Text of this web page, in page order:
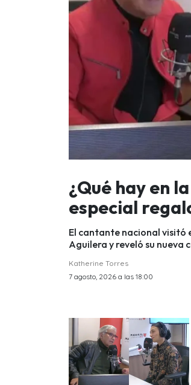
¿Qué hay en
especial
El cantante nacional visitó
Aguilera y reveló su nueva
Katherine Torres
7 agosto, 2026 a las 18:00